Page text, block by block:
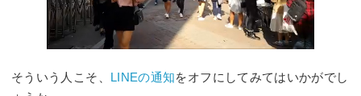
そういう人こそ、 LINEの通知をオフにしてみてはいかがでし